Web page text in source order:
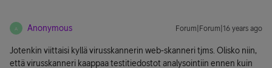
A Anonymous Forum|Forum|16 years ago
Jotenkin viittaisi kyllä virusskannerin web-skanneri tjms. Olisko niin,
että virusskanneri kaappaa testitiedostot analysointiin ennen kuin